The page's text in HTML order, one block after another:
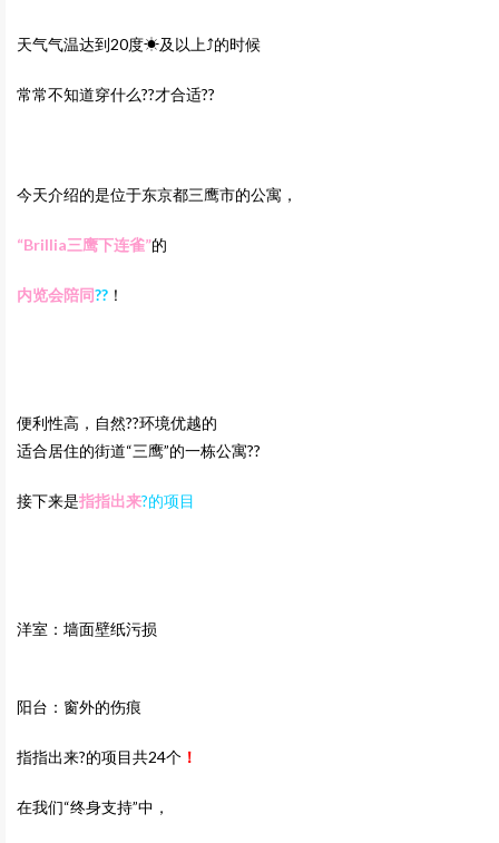
天气气温达到20度☀及以上⤴的时候
常常不知道穿什么??才合适??
今天介绍的是位于东京都三鹰市的公寓，
“Brillia三鹰下连雀”的
内览会陪同?? ！
便利性高，自然??环境优越的
适合居住的街道“三鹰”的一栋公寓??
接下来是指指出来?的项目
洋室：墙面壁纸污损
阳台：窗外的伤痕
指指出来?的项目共24个 ！
在我们“终身支持”中，